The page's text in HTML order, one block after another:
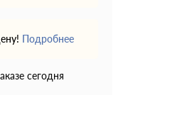
Подробнее
сегодня